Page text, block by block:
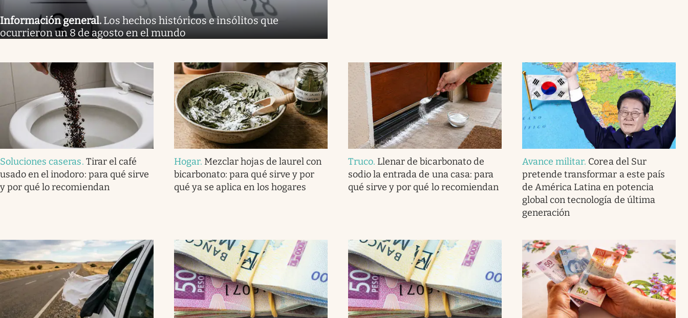
Información general. Los hechos históricos e insólitos que
ocurrieron un 8 de agosto en el mundo
Soluciones caseras. Tirar el café
usado en el inodoro: para qué sirve
y por qué lo recomiendan
Hogar. Mezclar hojas de laurel con
bicarbonato: para qué sirve y por
qué ya se aplica en los hogares
Truco. Llenar de bicarbonato de
sodio la entrada de una casa: para
qué sirve y por qué lo recomiendan
Avance militar. Corea del Sur
pretende transformar a este país
de América Latina en potencia
global con tecnología de última
generación